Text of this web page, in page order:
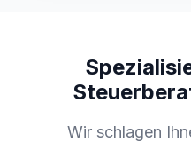
Wir schlagen